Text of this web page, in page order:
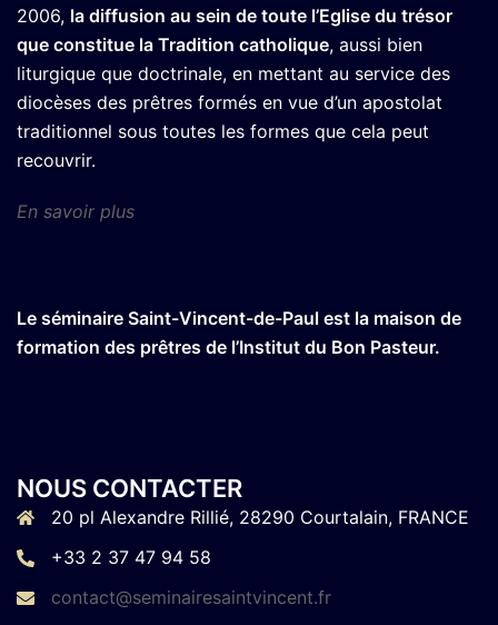
2006, la diffusion au sein de toute l’Eglise du trésor
que constitue la Tradition catholique, aussi bien
liturgique que doctrinale, en mettant au service des
diocèses des prêtres formés en vue d’un apostolat
traditionnel sous toutes les formes que cela peut
recouvrir.
En savoir plus
Le séminaire Saint-Vincent-de-Paul est la maison de
formation des prêtres de l’Institut du Bon Pasteur.
NOUS CONTACTER
20 pl Alexandre Rillié, 28290 Courtalain, FRANCE
+33 2 37 47 94 58
contact@seminairesaintvincent.fr